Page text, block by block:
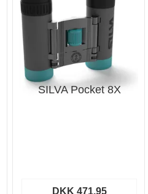
SILVA Pocket 8X
DKK 471,95